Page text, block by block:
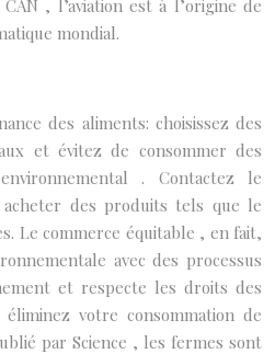
, l’aviation est à l’origine de
mondial.
des aliments: choisissez des
et évitez de consommer des
. Contactez le
des produits tels que le
Le commerce équitable , en fait,
avec des processus
et respecte les droits des
votre consommation de
par Science , les fermes sont